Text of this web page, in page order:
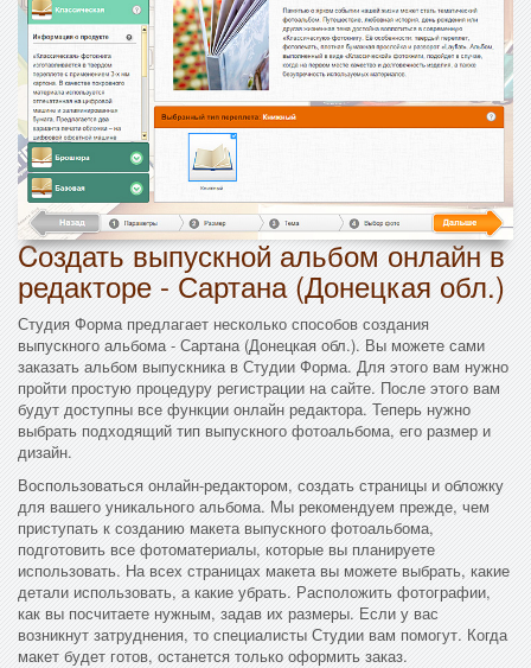
Cоздать выпускной альбом онлайн в
редакторе - Сартана (Донецкая обл.)
Студия Форма предлагает несколько способов создания
выпускного альбома - Сартана (Донецкая обл.). Вы можете сами
заказать альбом выпускника в Студии Форма. Для этого вам нужно
пройти простую процедуру регистрации на сайте. После этого вам
будут доступны все функции онлайн редактора. Теперь нужно
выбрать подходящий тип выпускного фотоальбома, его размер и
дизайн.
Воспользоваться онлайн-редактором, создать страницы и обложку
для вашего уникального альбома. Мы рекомендуем прежде, чем
приступать к созданию макета выпускного фотоальбома,
подготовить все фотоматериалы, которые вы планируете
использовать. На всех страницах макета вы можете выбрать, какие
детали использовать, а какие убрать. Расположить фотографии,
как вы посчитаете нужным, задав их размеры. Если у вас
возникнут затруднения, то специалисты Студии вам помогут. Когда
макет будет готов, останется только оформить заказ.